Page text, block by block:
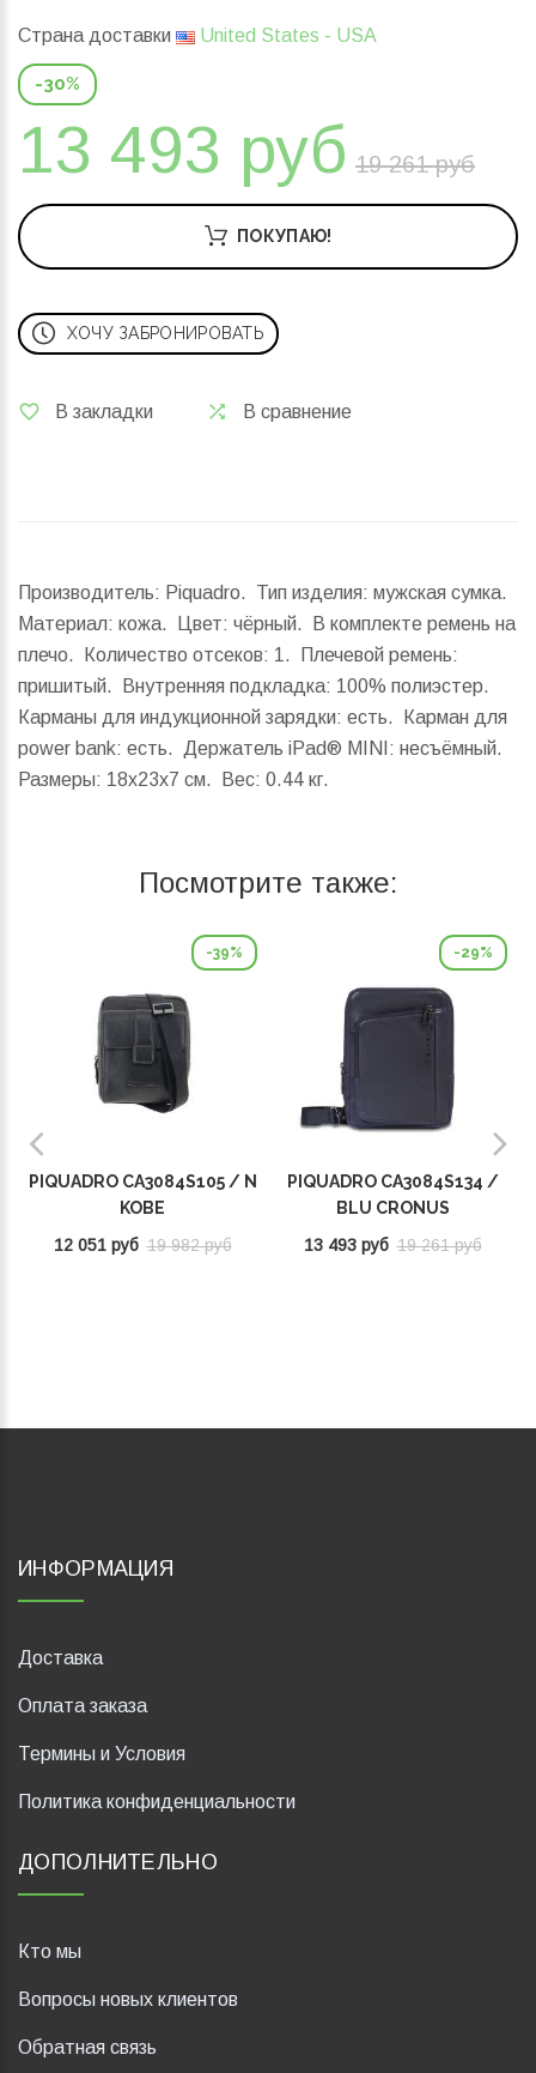
Страна доставки United States - USA
-30%
13 493 руб 19 261 руб
ПОКУПАЮ!
ХОЧУ ЗАБРОНИРОВАТЬ
В закладки В сравнение
Производитель: Piquadro. Тип изделия: мужская сумка.
Материал: кожа. Цвет: чёрный. В комплекте ремень на
плечо. Количество отсеков: 1. Плечевой ремень:
пришитый. Внутренняя подкладка: 100% полиэстер.
Карманы для индукционной зарядки: есть. Карман для
power bank: есть. Держатель iPad® MINI: несъёмный.
Размеры: 18x23x7 см. Вес: 0.44 кг.
Посмотрите также:
-39%
PIQUADRO CA3084S105 / N
KOBE
12 051 руб 19 982 руб
-29%
PIQUADRO CA3084S134 /
BLU CRONUS
13 493 руб 19 261 руб
ИНФОРМАЦИЯ
Доставка
Оплата заказа
Термины и Условия
Политика конфиденциальности
ДОПОЛНИТЕЛЬНО
Кто мы
Вопросы новых клиентов
Обратная связь